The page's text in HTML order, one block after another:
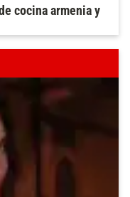
cocina armenia y